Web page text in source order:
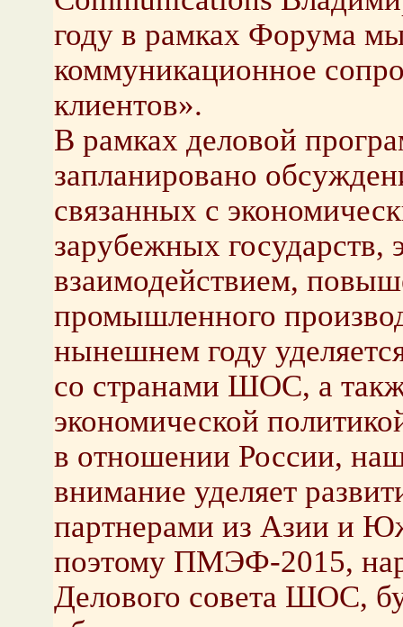
году в рамках Форума
коммуникационное
клиентов».
В рамках деловой
запланировано
связанных с
зарубежных государств,
взаимодействием,
промышленного
нынешнем году
со странами ШОС, а
экономической
в отношении России,
внимание уделяет
партнерами из Азии и
поэтому ПМЭФ-2015,
Делового совета ШОС,